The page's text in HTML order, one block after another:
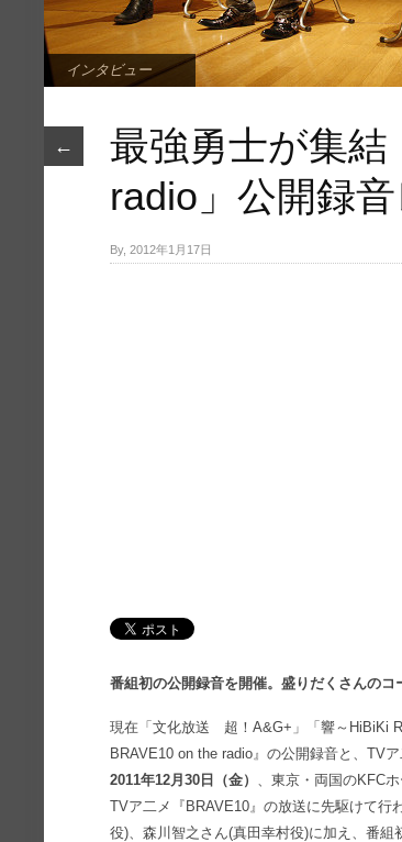
インタビュー
←
最強勇士が集結
radio」公開録
By, 2012年1月17日
番組初の公開録音を開催。盛りだくさんのコ
現在「文化放送 超！A&G+」「響～HiBiKi
BRAVE10 on the radio』の公開録音と、TV
2011年12月30日（金） 、東京・両国のKFC
TVア二メ『BRAVE10』の放送に先駆けて行
役)、森川智之さん(真田幸村役)に加え、番